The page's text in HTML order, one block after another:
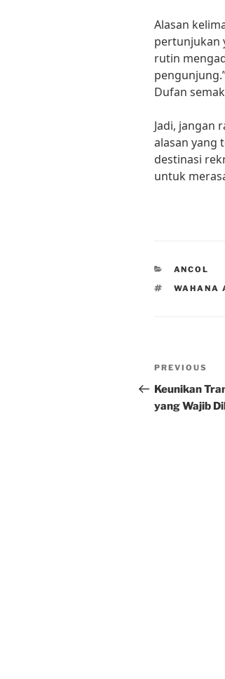
Alasan
pertunjukan
rutin
Dufan
Jadi, jangan
alasan yang
destinasi
untuk
ANCOL
TAGS
WAHANA
Post
Previous
Post
PREVIOUS
Keunikan
yang Wajib